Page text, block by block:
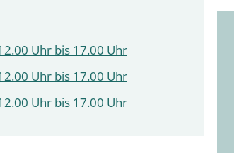
Uhr bis 17.00 Uhr
Uhr bis 17.00 Uhr
Uhr bis 17.00 Uhr